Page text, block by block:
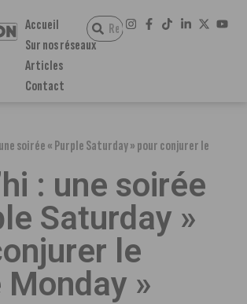
Accueil
Sur nos réseaux
Articles
Contact
soirée « Purple Saturday » pour conjurer le
: une soirée
Saturday »
le
Monday »